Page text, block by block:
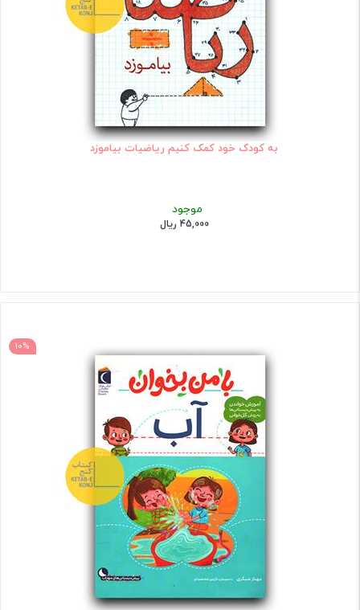
به کودک خود کمک کنیم ریاضیات بیاموزد
موجود
45,000 ریال
10%